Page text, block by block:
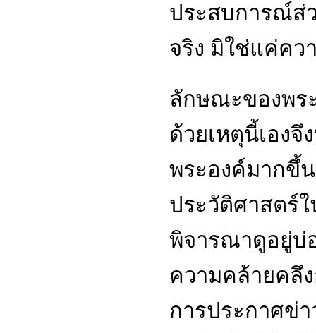
ประสบการณ์ส่
จริง มิใช่แค่คว
ลักษณะของพร
ด้วยเหตุนี้เองจึ
พระองค์มากขึ้
ประวัติศาสตร์
พิจารณาดูอยู่บ่
ความคล้ายคลึ
การประกาศข่